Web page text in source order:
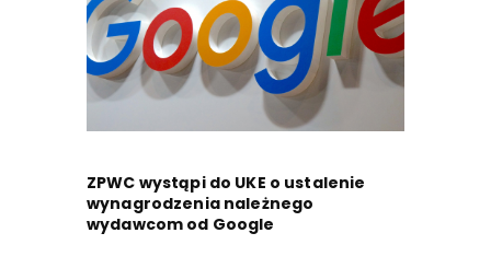
ZPWC wystąpi do UKE o ustalenie
wynagrodzenia należnego
wydawcom od Google